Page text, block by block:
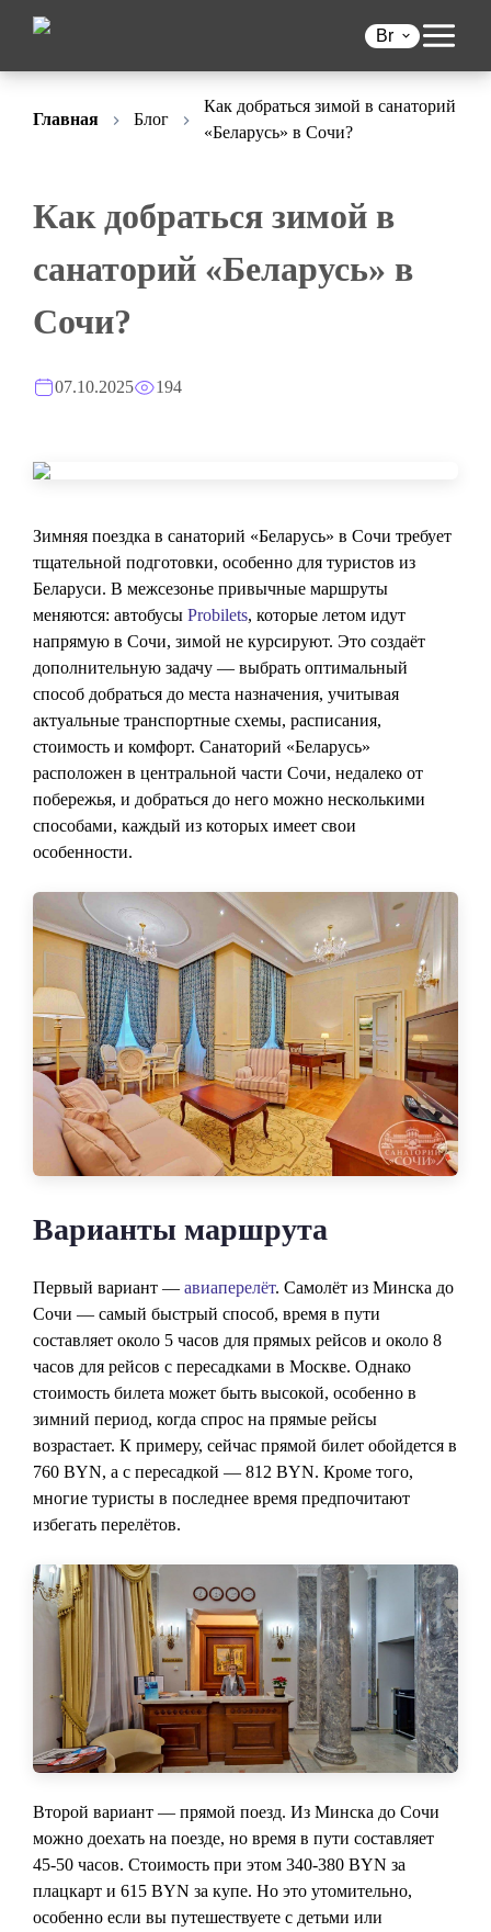
Br
Главная Блог
Как добраться зимой в санаторий
«Беларусь» в Сочи?
Как добраться зимой в
санаторий «Беларусь» в
Сочи?
07.10.2025 194
Зимняя поездка в санаторий «Беларусь» в Сочи требует
тщательной подготовки, особенно для туристов из
Беларуси. В межсезонье привычные маршруты
меняются: автобусы Probilets, которые летом идут
напрямую в Сочи, зимой не курсируют. Это создаёт
дополнительную задачу — выбрать оптимальный
способ добраться до места назначения, учитывая
актуальные транспортные схемы, расписания,
стоимость и комфорт. Санаторий «Беларусь»
расположен в центральной части Сочи, недалеко от
побережья, и добраться до него можно несколькими
способами, каждый из которых имеет свои
особенности.
Варианты маршрута
Первый вариант — авиаперелёт. Самолёт из Минска до
Сочи — самый быстрый способ, время в пути
составляет около 5 часов для прямых рейсов и около 8
часов для рейсов с пересадками в Москве. Однако
стоимость билета может быть высокой, особенно в
зимний период, когда спрос на прямые рейсы
возрастает. К примеру, сейчас прямой билет обойдется в
760 BYN, а с пересадкой — 812 BYN. Кроме того,
многие туристы в последнее время предпочитают
избегать перелётов.
Второй вариант — прямой поезд. Из Минска до Сочи
можно доехать на поезде, но время в пути составляет
45-50 часов. Стоимость при этом 340-380 BYN за
плацкарт и 615 BYN за купе. Но это утомительно,
особенно если вы путешествуете с детьми или